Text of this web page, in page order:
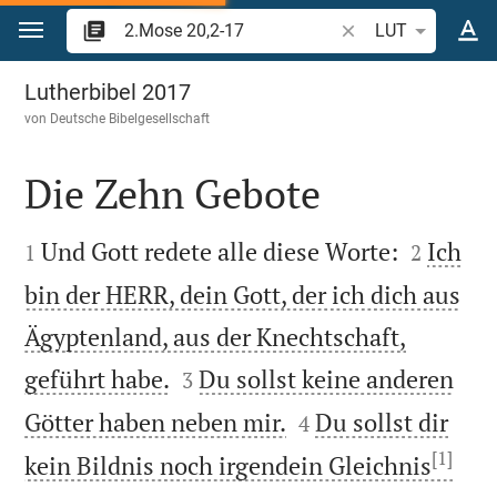
Zum Inhalt springen
Bibelstelle oder
LUT
2.Mose 20
Lutherbibel 2017
von Deutsche Bibelgesellschaft

Die Zehn Gebote

1 Und Gott redete alle diese Worte: 

2 Ich
bin der HERR, dein Gott, der ich dich aus
Ägyptenland, aus der Knechtschaft,
geführt habe. 

3 Du sollst keine anderen
Götter haben neben mir. 

4 Du sollst dir
kein Bildnis noch irgendein Gleichnis[1]